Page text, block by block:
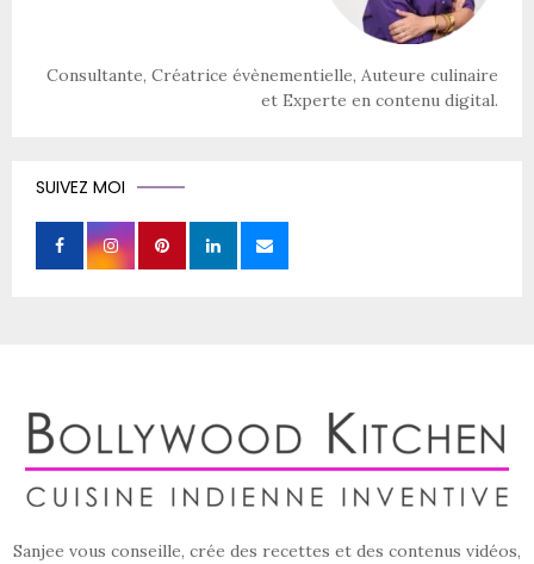
Consultante, Créatrice évènementielle, Auteure culinaire
et Experte en contenu digital.
SUIVEZ MOI
Sanjee vous conseille, crée des recettes et des contenus vidéos,